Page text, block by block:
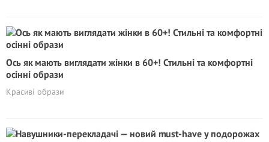
Ось як мають виглядати жінки в 60+! Стильні та комфортні
осінні образи
Красиві образи